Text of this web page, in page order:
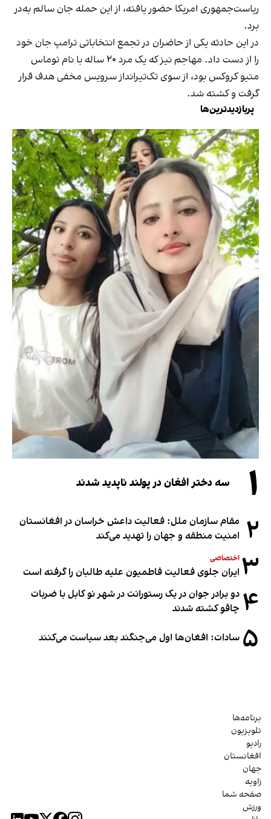
ریاست‌جمهوری امریکا حضور یافته، از این حمله جان سالم به‌در
برد.
در این حادثه یکی از حاضران در تجمع انتخاباتی ترامپ جان خود
را از دست داد. مهاجم نیز که یک مرد ۲۰ ساله با نام توماس
متیو کروکس بود، از سوی تک‌تیرانداز سرویس مخفی هدف قرار
گرفت و کشته شد.
پربازدیدترین‌ها
۱ سه دختر افغان در پولند ناپدید شدند
۲ مقام سازمان ملل: فعالیت داعش خراسان در افغانستان
امنیت منطقه و جهان را تهدید می‌کند
۳ اختصاصی
ایران جلوی فعالیت فاطمیون علیه طالبان را گرفته است
۴ دو برادر جوان در یک رستورانت در شهر نو کابل با ضربات
چاقو کشته شدند
۵ سادات: افغان‌ها اول می‌جنگند بعد سیاست می‌کنند
برنامه‌ها
تلویزیون
رادیو
افغانستان
جهان
زاویه
صفحه شما
ورزش